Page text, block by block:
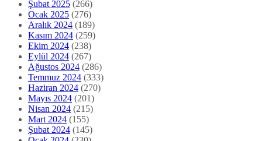
Şubat 2025 (266)
Ocak 2025 (276)
Aralık 2024 (189)
Kasım 2024 (259)
Ekim 2024 (238)
Eylül 2024 (267)
Ağustos 2024 (286)
Temmuz 2024 (333)
Haziran 2024 (270)
Mayıs 2024 (201)
Nisan 2024 (215)
Mart 2024 (155)
Şubat 2024 (145)